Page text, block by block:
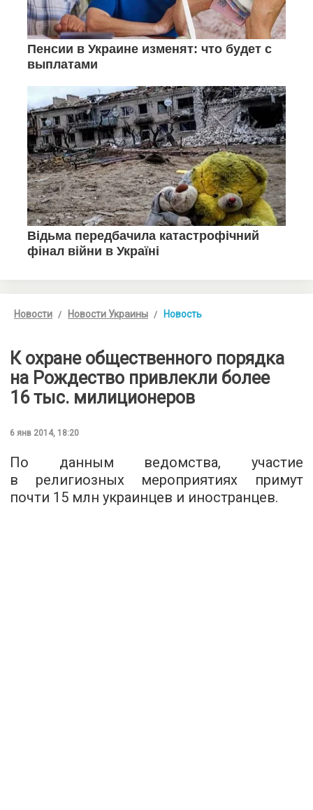
Новости Новости Украины Новость
К охране общественного порядка
на Рождество привлекли более
16 тыс. милиционеров
6 янв 2014, 18:20
По данным ведомства, участие
в религиозных мероприятиях примут
почти 15 млн украинцев и иностранцев.